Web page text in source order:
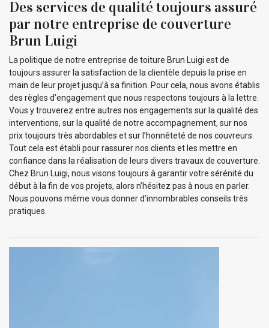
Des services de qualité toujours assuré
par notre entreprise de couverture
Brun Luigi
La politique de notre entreprise de toiture Brun Luigi est de
toujours assurer la satisfaction de la clientèle depuis la prise en
main de leur projet jusqu’à sa finition. Pour cela, nous avons établis
des règles d’engagement que nous respectons toujours à la lettre.
Vous y trouverez entre autres nos engagements sur la qualité des
interventions, sur la qualité de notre accompagnement, sur nos
prix toujours très abordables et sur l’honnêteté de nos couvreurs.
Tout cela est établi pour rassurer nos clients et les mettre en
confiance dans la réalisation de leurs divers travaux de couverture.
Chez Brun Luigi, nous visons toujours à garantir votre sérénité du
début à la fin de vos projets, alors n’hésitez pas à nous en parler.
Nous pouvons même vous donner d’innombrables conseils très
pratiques.